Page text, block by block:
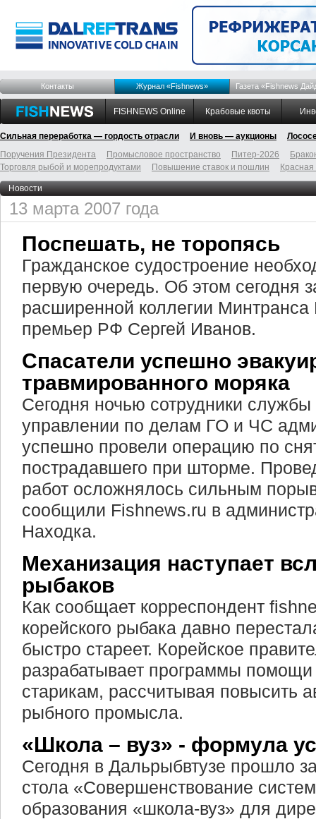
Контакты Журнал «Fishnews» Газета «Fishnews
FISHNEWS Online Крабовые квоты
Сильная переработка — гордость отрасли И вновь — аукционы
Поручения Президента
Промысловое пространство Питер-2026
Торговля рыбой и морепродуктами
Повышение ставок и пошлин
Новости
13 марта 2007 года
Поспешать, не торопясь
Гражданское судостроение
первую очередь. Об этом сегодня
расширенной коллегии
премьер РФ Сергей Иванов.
Спасатели успешно
травмированного моряка
Сегодня ночью сотрудники
управлении по делам ГО и ЧС
успешно провели операцию по
пострадавшего при шторме.
работ осложнялось сильным
сообщили Fishnews.ru в
Находка.
Механизация наступает
рыбаков
Как сообщает корреспондент
корейского рыбака давно
быстро стареет. Корейское
разрабатывает программы
старикам, рассчитывая повысить
рыбного промысла.
«Школа – вуз» - формула
Сегодня в Дальрыбвтузе прошло
стола «Совершенствование
образования «школа-вуз» для